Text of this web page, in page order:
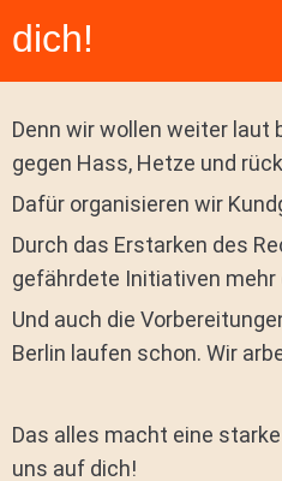
dich!
Denn wir wollen weiter laut
gegen Hass, Hetze und
Dafür organisieren wir
Durch das Erstarken des
gefährdete Initiativen mehr
Und auch die
Berlin laufen schon. Wir
Das alles macht eine
uns auf dich!